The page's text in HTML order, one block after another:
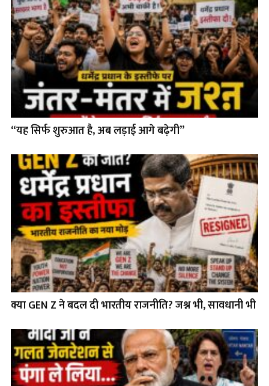
“यह सिर्फ शुरुआत है, अब लड़ाई आगे बढ़ेगी”
क्या GEN Z ने बदल दी भारतीय राजनीति? जश्न भी, सावधानी भी